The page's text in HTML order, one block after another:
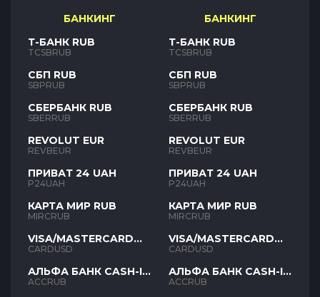
БАНКИНГ
Т-БАНК RUB
TCSBRUB
СБП RUB
SBPRUB
СБЕРБАНК RUB
SBERRUB
REVOLUT EUR
REVBEUR
ПРИВАТ 24 UAH
P24UAH
КАРТА МИР RUB
MIRCRUB
VISA/MASTERCARD
USD
CARDUSD
АЛЬФА БАНК CASH-IN
RUB
ACCRUB
БАНКИНГ
Т-БАНК RUB
TCSBRUB
СБП RUB
SBPRUB
СБЕРБАНК RUB
SBERRUB
REVOLUT EUR
REVBEUR
ПРИВАТ 24 UAH
P24UAH
КАРТА МИР RUB
MIRCRUB
VISA/MASTERCARD
USD
CARDUSD
АЛЬФА БАНК CASH-IN
RUB
ACCRUB